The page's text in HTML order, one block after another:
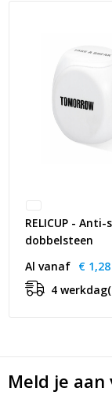
RELICUP - Anti-
dobbelsteen
Al vanaf € 1,28
4
Meld je